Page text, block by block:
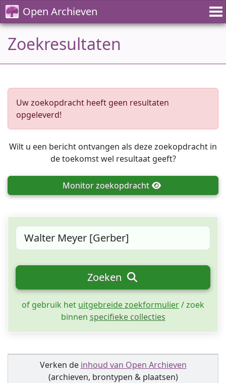
Open Archieven
Zoekresultaten
Uw zoekopdracht heeft geen resultaten
opgeleverd!
Wilt u een bericht ontvangen als deze zoekopdracht in
de toekomst wel resultaat geeft?
Monitorzoekopdracht
Zoeken
of gebruik het uitgebreide zoekformulier/ zoek
binnen specifieke collecties
Verken de inhoud van Open Archieven
(archieven, brontypen & plaatsen)